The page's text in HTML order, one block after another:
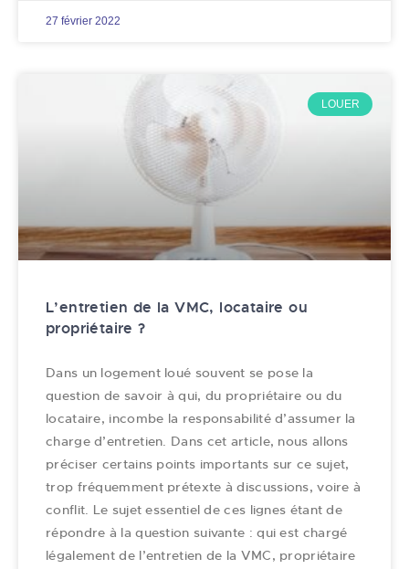
27 février 2022
LOUER
L’entretien de la VMC, locataire ou
propriétaire ?
Dans un logement loué souvent se pose la
question de savoir à qui, du propriétaire ou du
locataire, incombe la responsabilité d’assumer la
charge d’entretien. Dans cet article, nous allons
préciser certains points importants sur ce sujet,
trop fréquemment prétexte à discussions, voire à
conflit. Le sujet essentiel de ces lignes étant de
répondre à la question suivante : qui est chargé
légalement de l’entretien de la VMC, propriétaire